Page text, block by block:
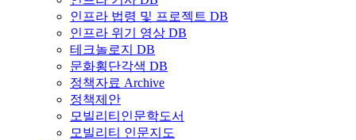
인프라 법령 및 프로젝트 DB
인프라 위기 영상 DB
테크놀로지 DB
문화횡단각색 DB
정책자료 Archive
정책제안
모빌리티인문학도서
모빌리티 인문지도